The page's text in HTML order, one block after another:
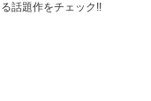
る話題作をチェック!!